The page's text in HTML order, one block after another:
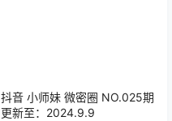
抖音 小师妹 微密圈 NO.025期
更新至：2024.9.9